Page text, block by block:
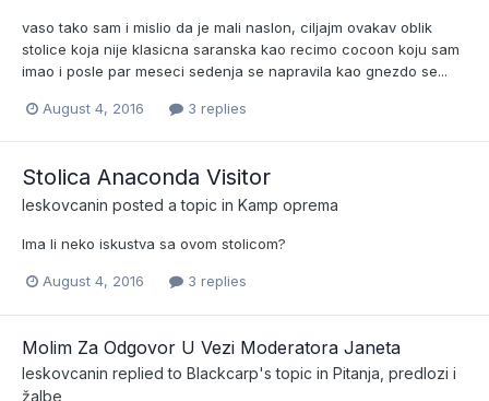
vaso tako sam i mislio da je mali naslon, ciljajm ovakav oblik
stolice koja nije klasicna saranska kao recimo cocoon koju sam
imao i posle par meseci sedenja se napravila kao gnezdo se...
August 4, 2016 3 replies
Stolica Anaconda Visitor
leskovcanin posted a topic in Kamp oprema
Ima li neko iskustva sa ovom stolicom?
August 4, 2016 3 replies
Molim Za Odgovor U Vezi Moderatora Janeta
leskovcanin replied to Blackcarp's topic in Pitanja, predlozi i
žalbe